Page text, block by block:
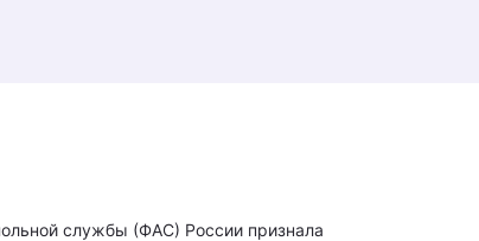
службы (ФАС) России признала